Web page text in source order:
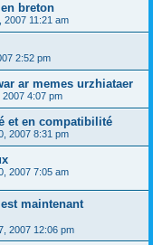
breton
2007 11:21 am
2:52 pm
ar memes urzhiataer
2007 4:07 pm
et en compatibilité
2007 8:31 pm
2007 7:05 am
maintenant
2007 12:06 pm